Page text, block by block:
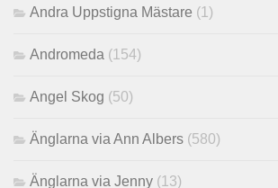
Andra Uppstigna Mästare (1)
Andromeda (154)
Angel Skog (50)
Änglarna via Ann Albers (580)
Änglarna via Jenny (13)